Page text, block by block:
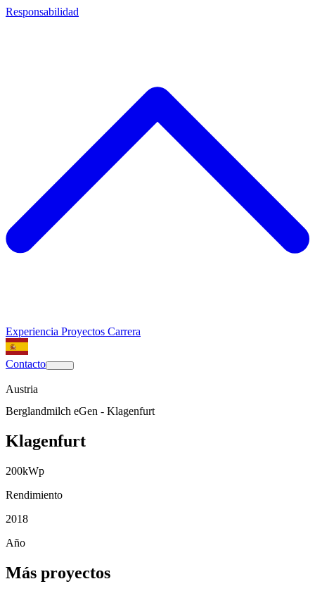
Responsabilidad
Experiencia Proyectos Carrera
Contacto
Austria
Berglandmilch eGen - Klagenfurt
Klagenfurt
200kWp
Rendimiento
2018
Año
Más proyectos